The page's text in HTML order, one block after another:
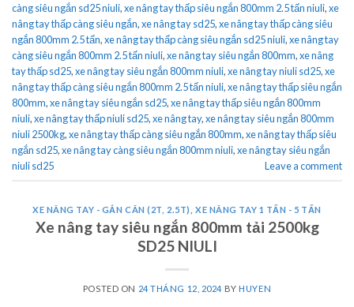
càng siêu ngắn sd25 niuli,xe nâng tay thấp siêu ngắn 800mm 2.5 tấn niuli,xe
nâng tay thấp càng siêu ngắn,xe nâng tay sd25,xe nâng tay thấp càng siêu
ngắn 800mm 2.5 tấn,xe nâng tay thấp càng siêu ngắn sd25 niuli,xe nâng tay
càng siêu ngắn 800mm 2.5 tấn niuli,xe nâng tay siêu ngắn 800mm,xe nâng
tay thấp sd25,xe nâng tay siêu ngắn 800mm niuli,xe nâng tay niuli sd25,xe
nâng tay thấp càng siêu ngắn 800mm 2.5 tấn niuli,xe nâng tay thấp siêu ngắn
800mm,xe nâng tay siêu ngắn sd25,xe nâng tay thấp siêu ngắn 800mm
niuli,xe nâng tay thấp niuli sd25,xe nâng tay,xe nâng tay siêu ngắn 800mm
niuli 2500kg,xe nâng tay thấp càng siêu ngắn 800mm,xe nâng tay thấp siêu
ngắn sd25,xe nâng tay càng siêu ngắn 800mm niuli,xe nâng tay siêu ngắn
niuli sd25
Leave a comment
XE NÂNG TAY - GẮN CÂN (2T, 2.5T) ,XE NÂNG TAY 1 TẤN - 5 TẤN
Xe nâng tay siêu ngắn 800mm tải 2500kg
SD25 NIULI
POSTED ON 24 THÁNG 12, 2024 BYHUYEN